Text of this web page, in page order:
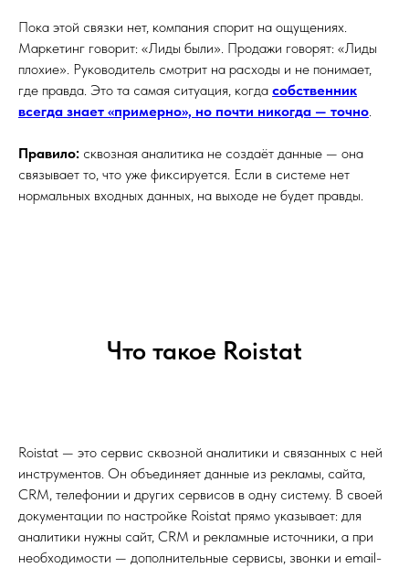
Пока этой связки нет, компания спорит на ощущениях.
Маркетинг говорит: «Лиды были». Продажи говорят: «Лиды
плохие». Руководитель смотрит на расходы и не понимает,
где правда. Это та самая ситуация, когда собственник
всегда знает «примерно», но почти никогда — точно
Правило: сквозная аналитика не создаёт данные — она
связывает то, что уже фиксируется. Если в системе нет
нормальных входных данных, на выходе не будет правды.
Что такое Roistat
Roistat — это сервис сквозной аналитики и связанных с ней
инструментов. Он объединяет данные из рекламы, сайта,
CRM, телефонии и других сервисов в одну систему. В своей
документации по настройке Roistat прямо указывает: для
аналитики нужны сайт, CRM и рекламные источники, а при
необходимости — дополнительные сервисы, звонки и email-